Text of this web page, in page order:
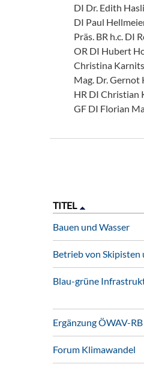
DI Dr. Edith
DI Paul
Präs. BR h.c. DI
OR DI Hubert
Christina
Mag. Dr. Gernot
HR DI Christian
GF DI Florian
TITEL
Bauen und Wasser
Betrieb von Skipisten
Blau-grüne
Ergänzung ÖWAV-
Forum Klimawandel